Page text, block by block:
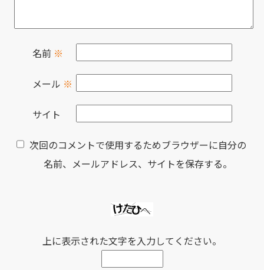
名前 ※
メール ※
サイト
次回のコメントで使用するためブラウザーに自分の
名前、メールアドレス、サイトを保存する。
上に表示された文字を入力してください。